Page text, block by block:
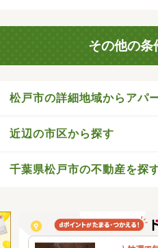
その他の条
松戸市の詳細地域からアパ
近辺の市区から探す
千葉県松戸市の不動産を探